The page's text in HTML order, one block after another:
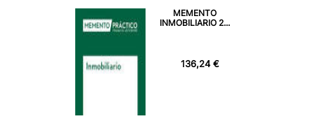
MEMENTO
INMOBILIARIO 2...
136,24 €